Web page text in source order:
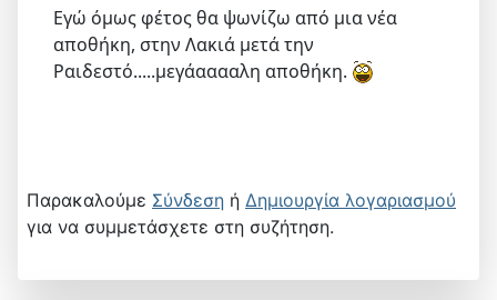
Εγώ όμως φέτος θα ψωνίζω από μια νέα
αποθήκη, στην Λακιά μετά την
Ραιδεστό.....μεγάααααλη αποθήκη.
Παρακαλούμε Σύνδεση ή Δημιουργία λογαριασμού
για να συμμετάσχετε στη συζήτηση.